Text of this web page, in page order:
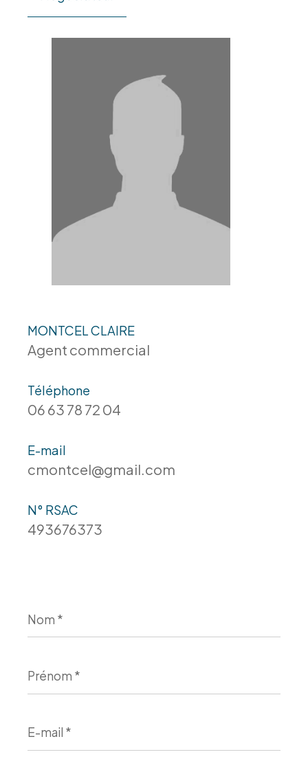
MONTCEL CLAIRE
Agent commercial
Téléphone
06 63 78 72 04
E-mail
cmontcel@gmail.com
N° RSAC
493676373
*
*
mail
*